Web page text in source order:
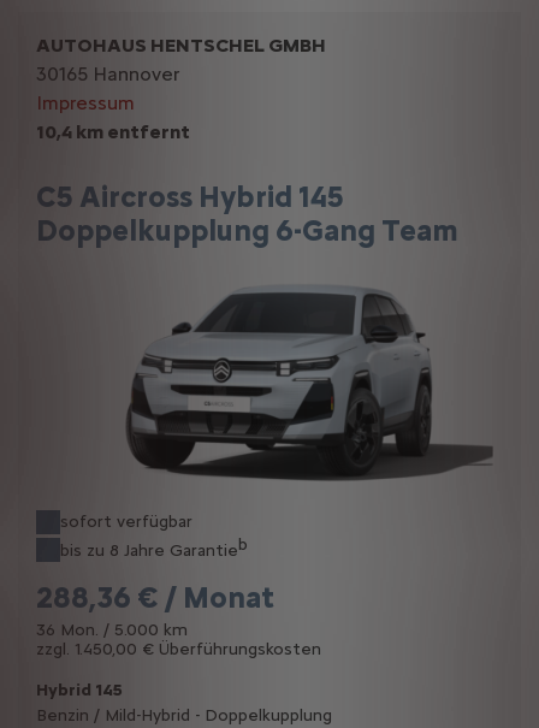
10,4 km entfernt
C5 Aircross Hybrid 145
Doppelkupplung 6-Gang Team
sofort verfügbar
bis zu 8 Jahre Garantieb
288,36 € / Monat
36 Mon. / 5.000 km
zzgl. 1.450,00 € Überführungskosten
AUTOHAUS HENTSCHEL GMBH
30165 Hannover
Impressum
Hybrid 145
Benzin / Mild-Hybrid - Doppelkupplung